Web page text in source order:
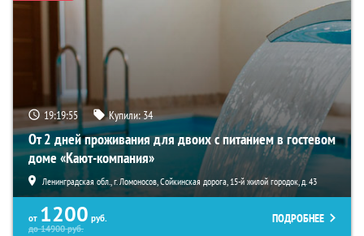
19:19:53 Купили:34
От 2 дней проживания для двоих с питанием в гостевом
доме «Кают-компания»
Ленинградская обл., г. Ломоносов, Сойкинская дорога, 15-й жилой городок, д. 43
от 1200 руб.
до14900руб.
ПОДРОБНЕЕ